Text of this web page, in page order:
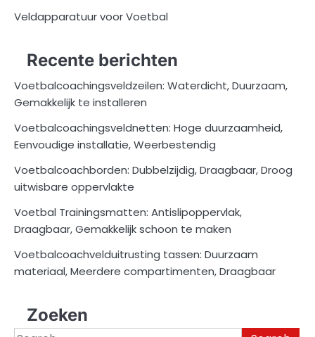
Veldapparatuur voor Voetbal
Recente berichten
Voetbalcoachingsveldzeilen: Waterdicht, Duurzaam,
Gemakkelijk te installeren
Voetbalcoachingsveldnetten: Hoge duurzaamheid,
Eenvoudige installatie, Weerbestendig
Voetbalcoachborden: Dubbelzijdig, Draagbaar, Droog
uitwisbare oppervlakte
Voetbal Trainingsmatten: Antislipoppervlak,
Draagbaar, Gemakkelijk schoon te maken
Voetbalcoachvelduitrusting tassen: Duurzaam
materiaal, Meerdere compartimenten, Draagbaar
Zoeken